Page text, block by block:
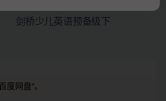
剑桥少儿英语预备级下
度网盘”。